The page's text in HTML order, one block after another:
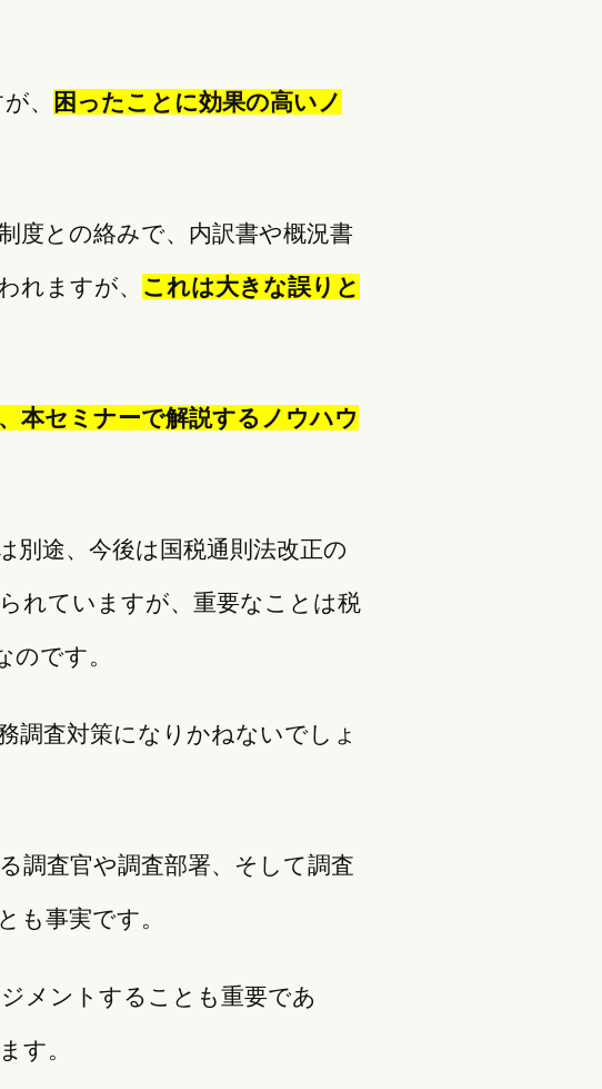
、 困ったことに効果の高いノ
度との絡みで、内訳書や概況書
れますが、 これは大きな誤りと
本セミナーで解説するノウハウ
別途、今後は国税通則法改正の
れていますが、重要なことは税
のです。
調査対策になりかねないでしょ
調査官や調査部署、そして調査
も事実です。
メントすることも重要であ
す。